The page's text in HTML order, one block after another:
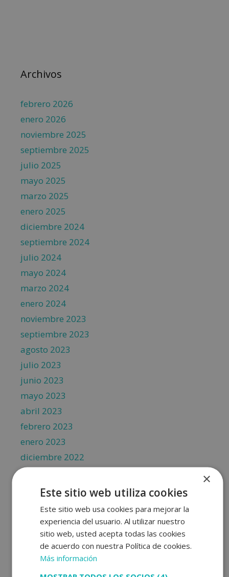
Archivos
febrero 2026
enero 2026
noviembre 2025
septiembre 2025
julio 2025
mayo 2025
marzo 2025
enero 2025
diciembre 2024
septiembre 2024
julio 2024
mayo 2024
marzo 2024
enero 2024
noviembre 2023
septiembre 2023
agosto 2023
julio 2023
junio 2023
mayo 2023
abril 2023
febrero 2023
enero 2023
diciembre 2022
noviembre 2022
octubre 2022
agosto 2022
julio 2022
junio 2022
mayo 2022
×
Este sitio web utiliza cookies
Este sitio web usa cookies para mejorar la
experiencia del usuario. Al utilizar nuestro
sitio web, usted acepta todas las cookies
de acuerdo con nuestra Política de cookies.
Más información